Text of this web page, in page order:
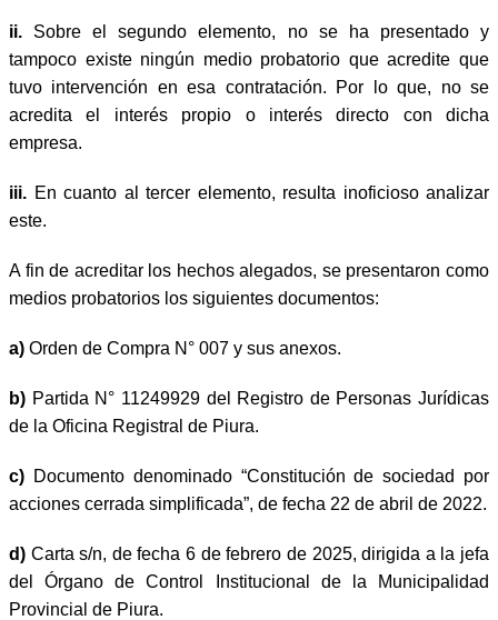
ii. Sobre el segundo elemento, no se ha presentado y
tampoco existe ningún medio probatorio que acredite que
tuvo intervención en esa contratación. Por lo que, no se
acredita el interés propio o interés directo con dicha
empresa.
iii. En cuanto al tercer elemento, resulta inoficioso analizar
este.
A fin de acreditar los hechos alegados, se presentaron como
medios probatorios los siguientes documentos:
a) Orden de Compra N° 007 y sus anexos.
b) Partida N° 11249929 del Registro de Personas Jurídicas
de la Oficina Registral de Piura.
c) Documento denominado “Constitución de sociedad por
acciones cerrada simplificada”, de fecha 22 de abril de 2022.
d) Carta s/n, de fecha 6 de febrero de 2025, dirigida a la jefa
del Órgano de Control Institucional de la Municipalidad
Provincial de Piura.